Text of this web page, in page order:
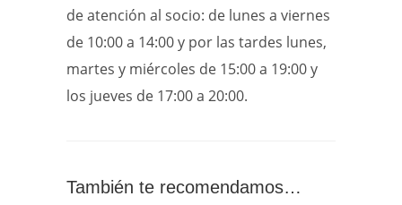
de atención al socio: de lunes a viernes
de 10:00 a 14:00 y por las tardes lunes,
martes y miércoles de 15:00 a 19:00 y
los jueves de 17:00 a 20:00.
También te recomendamos…